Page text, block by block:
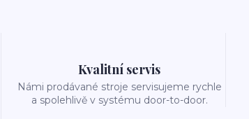
Kvalitní servis
Námi prodávané stroje servisujeme rychle
a spolehlivě v systému door-to-door.